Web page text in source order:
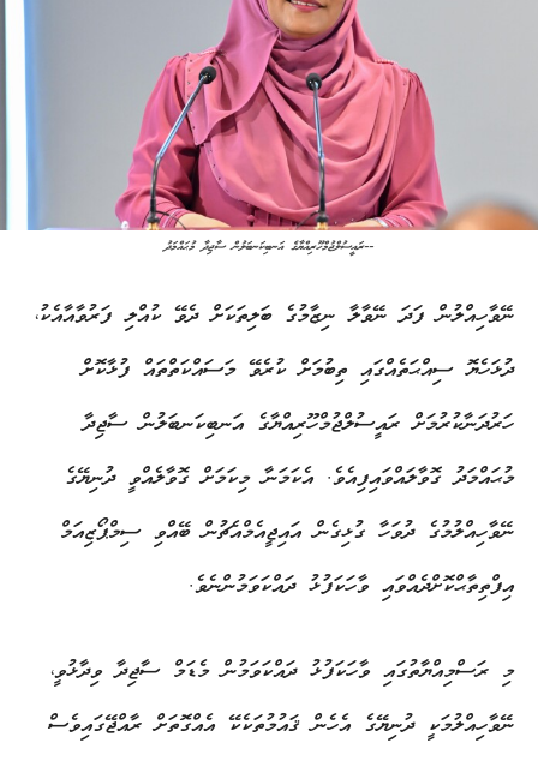
ރައީސުލްޖުމްހޫރިއްޔާގެ އަނބިކަނބަލުން ސާޖިދާ މުޙައްމަދު--
ނޭވާހިއްލުން ފަދަ ނޭވާލާ ނިޒާމުގެ ބަލިތަކަށް ދެވޭ ކުއްލި ފަރުވާއާއެކު،
ދުޅަހެޔޮ ސިއްޙަތެއްގައި ތިބުމަށް ކުރެވޭ މަސައްކަތްތައް ފުޅާކޮށް
ހަރުދަނާކުރުމަށް ރައީސުލްޖުމްހޫރިއްޔާގެ އަނބިކަނބަލުން ސާޖިދާ
މުޙައްމަދު ގޮވާލައްވައިފިއެވެ. އެކަމަނާ މިކަމަށް ގޮވާލެއްވީ ދުނިޔޭގެ
ނޭވާހިއްލުމުގެ ދުވަހާ ގުޅިގެން އައިޖީއެމްއެޗުން ބޭއްވި ސިމްޕޯޒިއަމް
އިފްތިތާޙްކޮށްދެއްވައި ވާހަކަފުޅު ދައްކަވަމުންނެވެ.
މި ރަސްމިއްޔާތުގައި ވާހަކަފުޅު ދައްކަވަމުން މެޑަމް ސާޖިދާ ވިދާޅުވީ،
ނޭވާހިއްލުމަކީ ދުނިޔޭގެ އެހެން ޤައުމުތަކެކޭ އެއްގޮތަށް ރާއްޖޭގައިވެސް